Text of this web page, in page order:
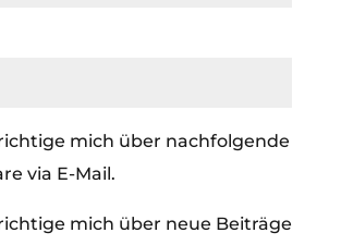
mich über nachfolgende
via E-Mail.
mich über neue Beiträge